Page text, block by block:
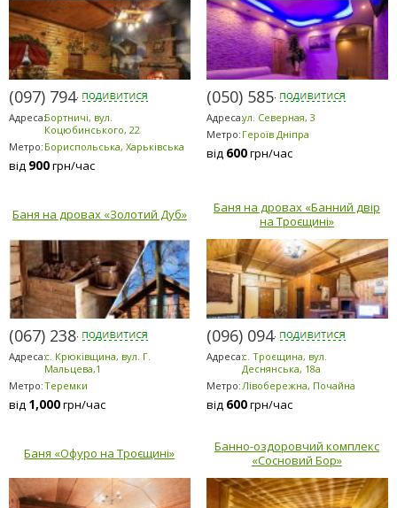
(097) 794-2303
Адреса:Бортничі, вул.
Коцюбинського, 22
Метро: Бориспольська, Харьківська
від 900грн/час
(050) 585-1371
Адреса:ул. Северная, 3
Метро: Героїв Дніпра
від 600грн/час
Баня на дровах «Золотий Дуб»
(067) 238-8080
Адреса:с. Крюківщина, вул. Г.
Мальцева,1
Метро:Теремки
від 1,000грн/час
Баня на дровах «Банний двір
на Троєщині»
(096) 094-5294
Адреса:с. Троєщина, вул.
Деснянська, 18а
Метро:Лівобережна, Почайна
від 600грн/час
Баня «Офуро на Троєщині»
Банно-оздоровчий комплекс
«Сосновий Бор»